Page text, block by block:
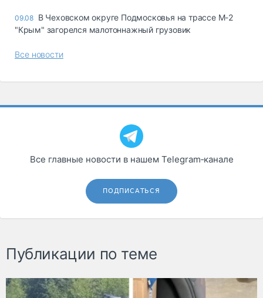
09.08 В Чеховском округе Подмосковья на трассе М-2
"Крым" загорелся малотоннажный грузовик
Все новости
Все главные новости в нашем Telegram‑канале
ПОДПИСАТЬСЯ
Публикации по теме